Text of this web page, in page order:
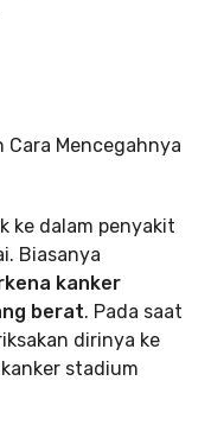
ke dalam penyakit
Biasanya
kanker
berat. Pada saat
dirinya ke
stadium